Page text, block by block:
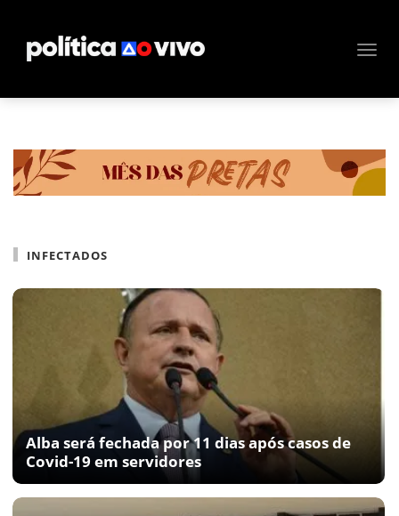
INFECTADOS
Alba será fechada por 11 dias após casos de
Covid-19 em servidores